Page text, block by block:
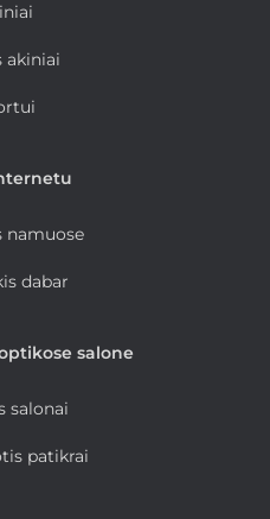
akiniai
namuose
dabar
salone
salonai
patikrai